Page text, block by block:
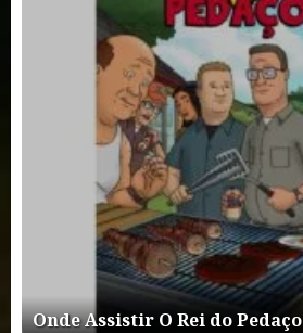
Onde Assistir O Rei do Pedaço